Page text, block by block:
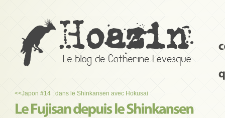
<<Japon #14 : dans le Shinkansen avec Hokusai